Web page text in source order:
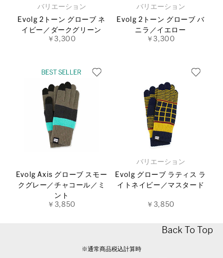
バリエーション
Evolg 2トーン グローブ ネ
イビー／ダークグリーン
￥3,300
バリエーション
Evolg 2トーン グローブ バ
ニラ／イエロー
￥3,300
Evolg Axis グローブ スモー
クグレー／チャコール／ミ
ント
￥3,850
バリエーション
Evolg グローブ ラティス ラ
イトネイビー／マスタード
￥3,850
Back To Top
※通常商品税込計算時